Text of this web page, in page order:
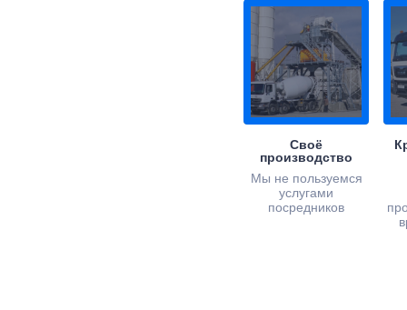
Своё
производство
Мы не пользуемся
услугами
посредников